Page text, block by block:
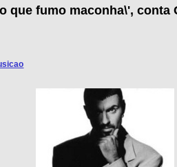
que fumo maconha\', conta